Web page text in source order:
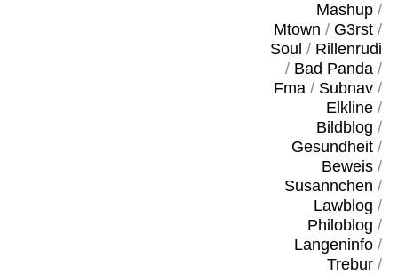
Mashup/
Mtown / G3rst/
Soul / Rillenrudi
/ Bad Panda/
Fma/ Subnav/
Elkline/
Bildblog /
Gesundheit/
Beweis/
Susannchen /
Lawblog /
Philoblog /
Langeninfo/
Trebur/